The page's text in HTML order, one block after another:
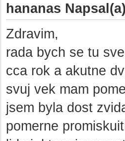
hananas
Zdravim,
rada bych se tu
cca rok a akutne
svuj vek mam
jsem byla dost
pomerne